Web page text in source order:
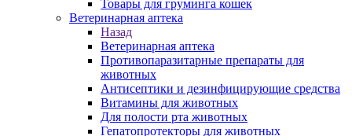
Товары для груминга кошек
Ветеринарная аптека
Назад
Ветеринарная аптека
Противопаразитарные препараты для
животных
Антисептики и дезинфицирующие средства
Витамины для животных
Для полости рта животных
Гепатопротекторы для животных